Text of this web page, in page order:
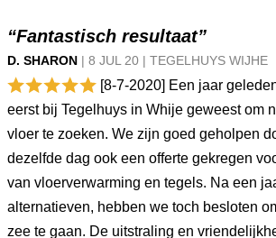
“Fantastisch resultaat”
D. SHARON | 8 JUL 20 | TEGELHUYS WIJHE
[8-7-2020] Een jaar
eerst bij Tegelhuys in Whije geweest om
vloer te zoeken. We zijn goed geholpen
dezelfde dag ook een offerte gekregen
van vloerverwarming en tegels. Na een
alternatieven, hebben we toch besloten
zee te gaan. De uitstraling en